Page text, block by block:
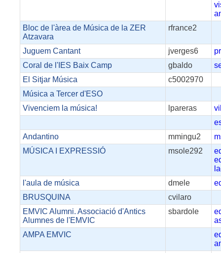
Bloc de l'àrea de Música de la ZER
Atzavara
rfrance2
Juguem Cantant jverges6
Coral de l'IES Baix Camp
gbaldo
El Sitjar Música
c5002970
Música a Tercer d'ESO
Vivenciem la música!
lpareras
Andantino
mmingu2
MÚSICA I EXPRESSIÓ
msole292
l'aula de música
dmele
BRUSQUINA
cvilaro
EMVIC Alumni. Associació d'Antics
Alumnes de l'EMVIC
sbardole
AMPA EMVIC